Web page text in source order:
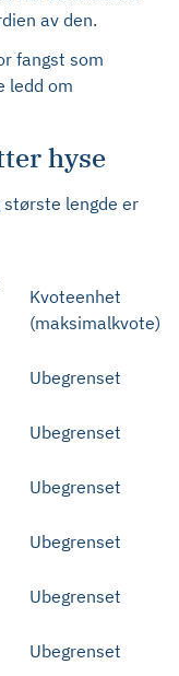
av den.
fangst som
ledd om
hyse
lengde er
Kvoteenhet
(maksimalkvote)
Ubegrenset
Ubegrenset
Ubegrenset
Ubegrenset
Ubegrenset
Ubegrenset